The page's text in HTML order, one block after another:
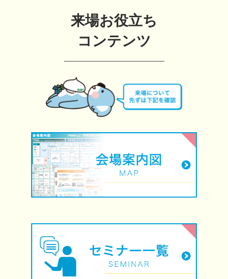
来場お役立ち
コンテンツ